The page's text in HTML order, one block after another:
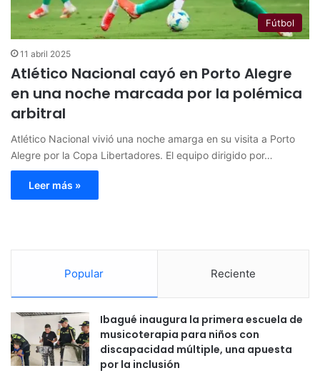
Fútbol
11 abril 2025
Atlético Nacional cayó en Porto Alegre
en una noche marcada por la polémica
arbitral
Atlético Nacional vivió una noche amarga en su visita a Porto
Alegre por la Copa Libertadores. El equipo dirigido por…
Leer más »
Popular Reciente
Ibagué inaugura la primera escuela de
musicoterapia para niños con
discapacidad múltiple, una apuesta
por la inclusión